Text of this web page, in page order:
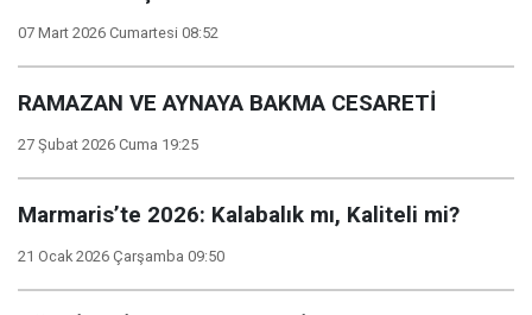
07 Mart 2026 Cumartesi 08:52
RAMAZAN VE AYNAYA BAKMA CESARETİ
27 Şubat 2026 Cuma 19:25
Marmaris’te 2026: Kalabalık mı, Kaliteli mi?
21 Ocak 2026 Çarşamba 09:50